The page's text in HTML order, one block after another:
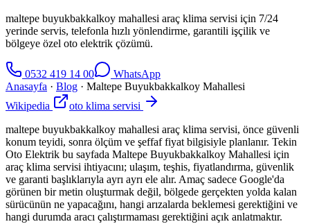
maltepe buyukbakkalkoy mahallesi araç klima servisi için 7/24
yerinde servis, telefonla hızlı yönlendirme, garantili işçilik ve
bölgeye özel oto elektrik çözümü.
0532 419 14 00
WhatsApp
Anasayfa · Blog · Maltepe Buyukbakkalkoy Mahallesi
Wikipedia
oto klima servisi
maltepe buyukbakkalkoy mahallesi araç klima servisi, önce güvenli
konum teyidi, sonra ölçüm ve şeffaf fiyat bilgisiyle planlanır. Tekin
Oto Elektrik bu sayfada Maltepe Buyukbakkalkoy Mahallesi için
araç klima servisi ihtiyacını; ulaşım, teşhis, fiyatlandırma, güvenlik
ve garanti başlıklarıyla ayrı ayrı ele alır. Amaç sadece Google'da
görünen bir metin oluşturmak değil, bölgede gerçekten yolda kalan
sürücünün ne yapacağını, hangi arızalarda beklemesi gerektiğini ve
hangi durumda aracı çalıştırmaması gerektiğini açık anlatmaktır.